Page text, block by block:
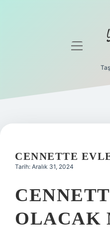
Gizlilik
Hakkımızda
menüyü
CENNETTE
Tarih: Aralık 31, 2024
OLACAK